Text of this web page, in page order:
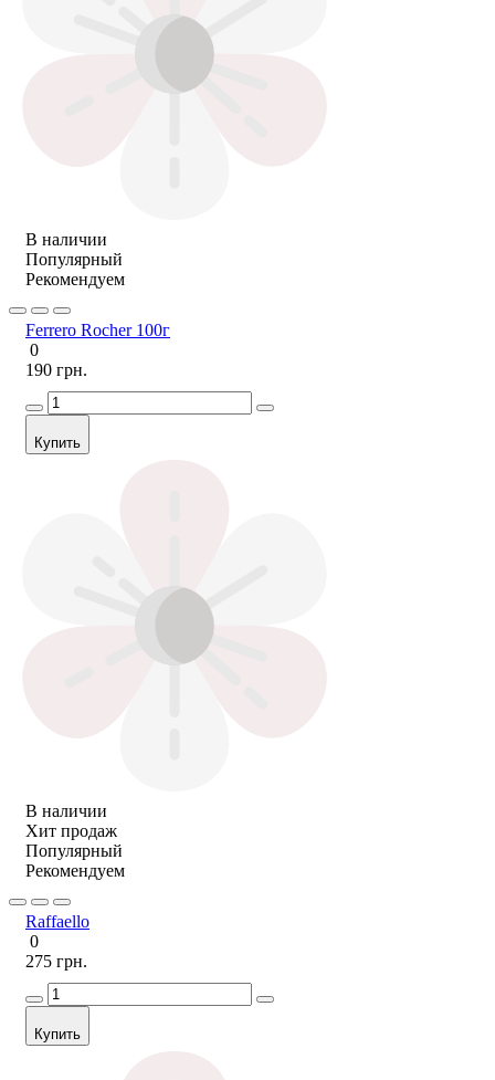
В наличии
Популярный
Рекомендуем
Ferrero Rocher 100г
0
190 грн.
Купить
В наличии
Хит продаж
Популярный
Рекомендуем
Raffaello
0
275 грн.
Купить